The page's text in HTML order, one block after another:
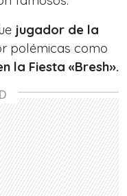
jugador de la
polémicas como
la Fiesta «Bresh».